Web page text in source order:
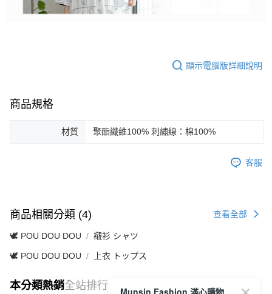
顯示電腦版詳細說明
商品規格
材質 聚酯纖維100% 刺繡線：棉100%
客服
商品相關分類 (4) 查看全部
🕊️ POU DOU DOU 襯衫 シャツ
🕊️ POU DOU DOU 上衣 トップス
本分類熱銷全站排行
Munsin Fashion 滿心購物